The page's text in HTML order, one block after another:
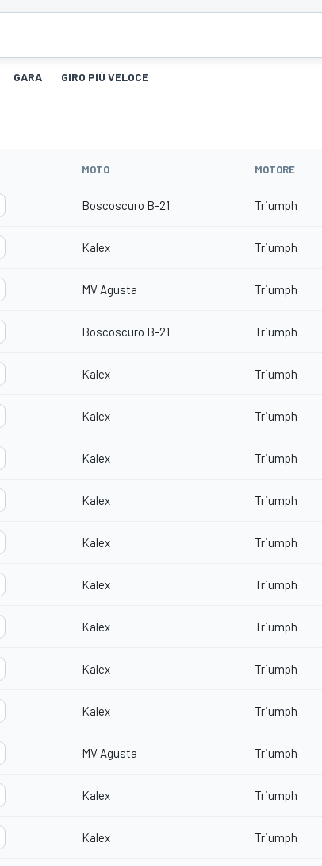
GARA GIRO PIÙ VELOCE
MOTO MOTORE
Boscoscuro B-21 Triumph
Kalex Triumph
MV Agusta Triumph
Boscoscuro B-21 Triumph
Kalex Triumph
Kalex Triumph
Kalex Triumph
Kalex Triumph
Kalex Triumph
Kalex Triumph
Kalex Triumph
Kalex Triumph
Kalex Triumph
MV Agusta Triumph
Kalex Triumph
Kalex Triumph